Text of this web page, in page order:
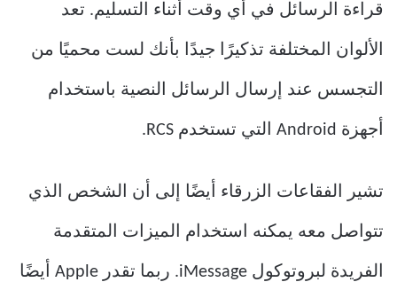
قراءة الرسائل في أي وقت أثناء التسليم. تعد
الألوان المختلفة تذكيرًا جيدًا بأنك لست محميًا من
التجسس عند إرسال الرسائل النصية باستخدام
أجهزة Android التي تستخدم RCS.
تشير الفقاعات الزرقاء أيضًا إلى أن الشخص الذي
تتواصل معه يمكنه استخدام الميزات المتقدمة
الفريدة لبروتوكول iMessage. ربما تقدر Apple أيضًا